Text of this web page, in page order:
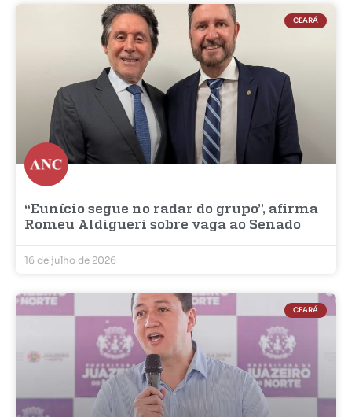
CEARÁ
“Eunício segue no radar do grupo”, afirma
Romeu Aldigueri sobre vaga ao Senado
16 de julho de 2026
CEARÁ